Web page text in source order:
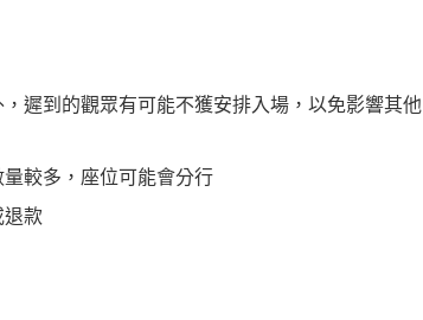
遲到的觀眾有可能不獲安排入場，以免影響其他
較多，座位可能會分行
退款